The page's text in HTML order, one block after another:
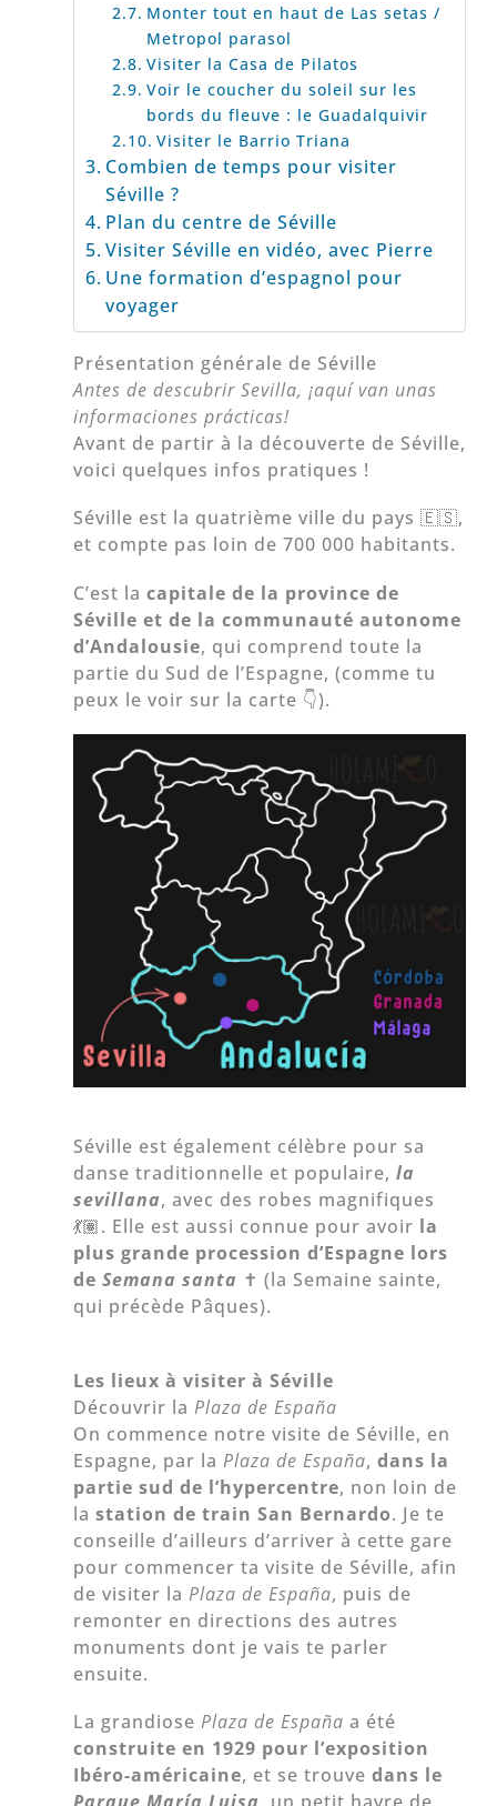
Monter tout en haut de Las setas /
Metropol parasol
Visiter la Casa de Pilatos
Voir le coucher du soleil sur les
bords du fleuve : le Guadalquivir
Visiter le Barrio Triana
Combien de temps pour visiter
Séville ?
Plan du centre de Séville
Visiter Séville en vidéo, avec Pierre
Une formation d’espagnol pour
voyager
Présentation générale de Séville
Antes de descubrir Sevilla, ¡aquí van unas
informaciones prácticas!
Avant de partir à la découverte de Séville,
voici quelques infos pratiques !
Séville est la quatrième ville du pays 🇪🇸,
et compte pas loin de 700 000 habitants.
C’est lacapitale de la province de
Séville et de la communauté autonome
d’Andalousie, qui comprend toute la
partie du Sud de l’Espagne, (comme tu
peux le voir sur la carte 👇).
Séville est également célèbre pour sa
danse traditionnelle et populaire, la
sevillana, avec des robes magnifiques
💃🏽. Elle est aussi connue pour avoir la
plus grande procession d’Espagne lors
deSemana santa ✝️ (la Semaine sainte,
qui précède Pâques).
Les lieux à visiter à Séville
Découvrir laPlaza de España
On commence notre visite de Séville, en
Espagne, par la Plaza de España,dans la
partie sud de l’hypercentre, non loin de
lastation de train San Bernardo. Je te
conseille d’ailleurs d’arriver à cette gare
pour commencer ta visite de Séville, afin
de visiter laPlaza de España, puis de
remonter en directions des autres
monuments dont je vais te parler
ensuite.
La grandiose Plaza de España a été
construite en 1929 pour l’exposition
Ibéro-américaine, et se trouvedans le